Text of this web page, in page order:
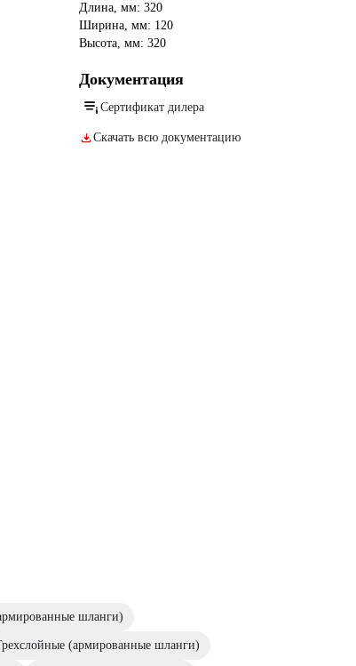
Длина, мм: 320
Ширина, мм: 120
Высота, мм: 320
Документация
Сертификат дилера
Скачать всю документацию
шланги)
(армированные шланги)